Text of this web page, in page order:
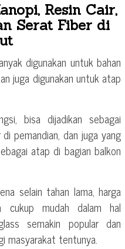
Resin Cair,
Serat Fiber di
digunakan untuk bahan
juga digunakan untuk atap
bisa dijadikan sebagai
pemandian, dan juga yang
atap di bagian balkon
selain tahan lama, harga
cukup mudah dalam hal
semakin popular dan
masyarakat tentunya.